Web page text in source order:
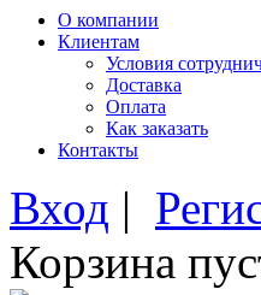
О компании
Клиентам
Условия
Доставка
Оплата
Как заказать
Контакты
Вход |
Корзина